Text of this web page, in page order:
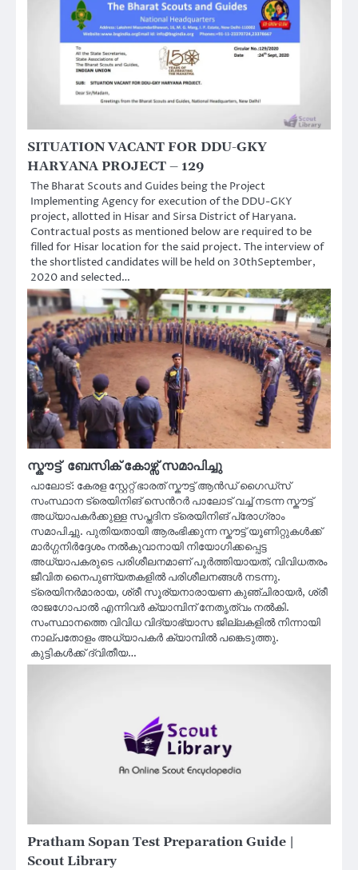
SITUATION VACANT FOR DDU-GKY
HARYANA PROJECT – 129
The Bharat Scouts and Guides being the Project
Implementing Agency for execution of the DDU-GKY
project, allotted in Hisar and Sirsa District of Haryana.
Contractual posts as mentioned below are required to be
filled for Hisar location for the said project. The interview of
the shortlisted candidates will be held on 30thSeptember,
2020 and selected…
സ്കൗട്ട് ബേസിക് കോഴ്സ് സമാപിച്ചു
പാലോട്: കേരള സ്റ്റേറ്റ് ഭാരത് സ്കൗട്ട് ആൻഡ് ഗൈഡ്സ്
സംസ്ഥാന ട്രെയിനിങ് സെൻറർ പാലോട് വച്ച് നടന്ന സ്കൗട്ട്
അധ്യാപകർക്കുള്ള സപ്തദിന ട്രെയിനിങ് പ്രോഗ്രാം
സമാപിച്ചു. പുതിയതായി ആരംഭിക്കുന്ന സ്കൗട്ട് യൂണിറ്റുകൾക്ക്
മാർഗ്ഗനിർദ്ദേശം നൽകുവാനായി നിയോഗിക്കപ്പെട്ട
അധ്യാപകരുടെ പരിശീലനമാണ് പൂർത്തിയായത്, വിവിധതരം
ജീവിത നൈപുണ്യതകളിൽ പരിശീലനങ്ങൾ നടന്നു.
ട്രെയിനർമാരായ, ശ്രീ സൂര്യനാരായണ കുഞ്ചിരായർ, ശ്രീ
രാജഗോപാൽ എന്നിവർ ക്യാമ്പിന് നേതൃത്വം നൽകി.
സംസ്ഥാനത്തെ വിവിധ വിദ്യാഭ്യാസ ജില്ലകളിൽ നിന്നായി
നാല്പതോളം അധ്യാപകർ ക്യാമ്പിൽ പങ്കെടുത്തു.
കുട്ടികൾക്ക് ദ്വിതീയ…
Pratham Sopan Test Preparation Guide |
Scout Library